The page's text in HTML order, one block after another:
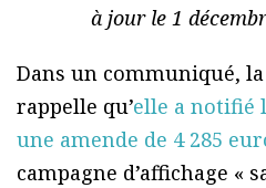
à jour le 1
Dans un communiqué,
rappelle qu’elle a notifié
une amende de 4 285
campagne d’affichage «